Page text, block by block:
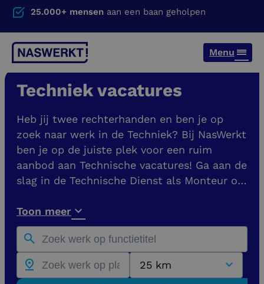
25.000+ mensen aan een baan geholpen
Menu
Techniek vacatures
Heb jij twee rechterhanden en ben je op
zoek naar werk in de Techniek? Bij NasWerkt
ben je op de juiste plek voor een ruim
aanbod aan Technische vacatures! Ga aan de
slag in de Technische Dienst als Monteur of
Storingsmonteur. Je vindt hier vacatures bij
opdrachtgevers in heel Nederland, zoals in
Nijmegen, Arnhem, Eindhoven en Den Bosch.
Toon meer
25 km